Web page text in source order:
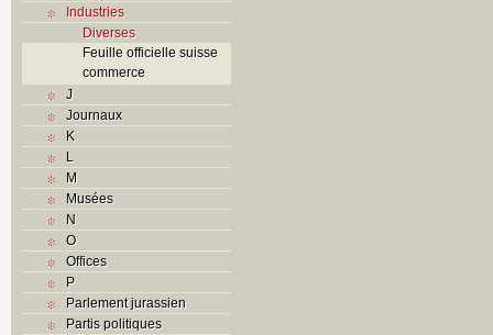
Industries
Diverses
Feuille officielle suisse
commerce
J
Journaux
K
L
M
Musées
N
O
Offices
P
Parlement jurassien
Partis politiques